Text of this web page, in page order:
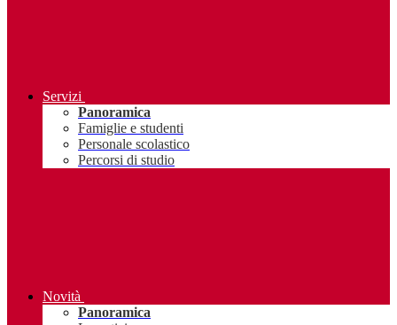
Servizi
Panoramica
Famiglie e studenti
Personale scolastico
Percorsi di studio
Novità
Panoramica